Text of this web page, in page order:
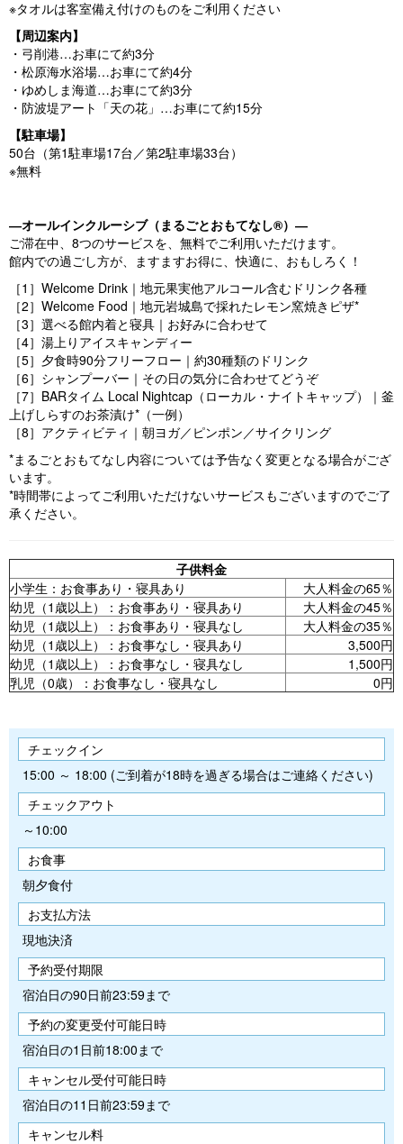
※タオルは客室備え付けのものをご利用ください
【周辺案内】
・弓削港…お車にて約3分
・松原海水浴場…お車にて約4分
・ゆめしま海道…お車にて約3分
・防波堤アート「天の花」…お車にて約15分
【駐車場】
50台（第1駐車場17台／第2駐車場33台）
※無料
―オールインクルーシブ（まるごとおもてなし®）―
ご滞在中、8つのサービスを、無料でご利用いただけます。
館内での過ごし方が、ますますお得に、快適に、おもしろく！
［1］Welcome Drink｜地元果実他アルコール含むドリンク各種
［2］Welcome Food｜地元岩城島で採れたレモン窯焼きピザ*
［3］選べる館内着と寝具｜お好みに合わせて
［4］湯上りアイスキャンディー
［5］夕食時90分フリーフロー｜約30種類のドリンク
［6］シャンプーバー｜その日の気分に合わせてどうぞ
［7］BARタイム Local Nightcap（ローカル・ナイトキャップ）｜釜
上げしらすのお茶漬け*（一例）
［8］アクティビティ｜朝ヨガ／ピンポン／サイクリング
*まるごとおもてなし内容については予告なく変更となる場合がござ
います。
*時間帯によってご利用いただけないサービスもございますのでご了
承ください。
子供料金
小学生：お食事あり・寝具あり
大人料金の65％
幼児（1歳以上）：お食事あり・寝具あり
大人料金の45％
幼児（1歳以上）：お食事あり・寝具なし
大人料金の35％
幼児（1歳以上）：お食事なし・寝具あり
3,500円
幼児（1歳以上）：お食事なし・寝具なし
1,500円
乳児（0歳）：お食事なし・寝具なし
0円
チェックイン
15:00 ～ 18:00 (ご到着が18時を過ぎる場合はご連絡ください)
チェックアウト
～10:00
お食事
朝夕食付
お支払方法
現地決済
予約受付期限
宿泊日の90日前23:59まで
予約の変更受付可能日時
宿泊日の1日前18:00まで
キャンセル受付可能日時
宿泊日の11日前23:59まで
キャンセル料